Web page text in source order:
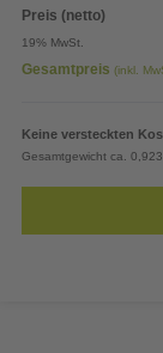
Preis (netto)
19% MwSt.
Gesamtpreis (inkl.
Keine versteckten
Gesamtgewicht ca.